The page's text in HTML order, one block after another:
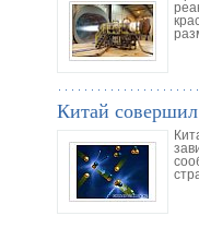
Китай